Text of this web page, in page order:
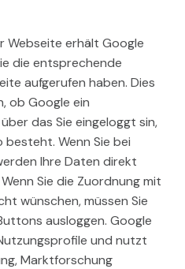
Webseite erhält Google
die entsprechende
aufgerufen haben. Dies
ob Google ein
das Sie eingeloggt sin,
Wenn Sie bei
Ihre Daten direkt
Sie die Zuordnung mit
wünschen, müssen Sie
ausloggen. Google
und nutzt
Marktforschung